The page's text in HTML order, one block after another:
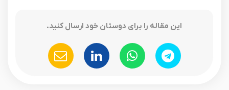
این مقاله را برای دوستان خود ارسال کنید.